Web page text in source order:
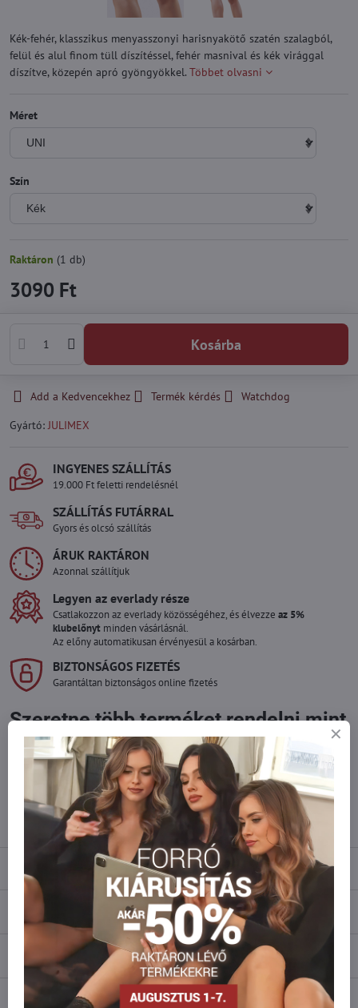
Kék-fehér, klasszikus menyasszonyi harisnyakötő szatén szalagból,
felül és alul finom tüll díszítéssel, fehér masnival és kék virággal
díszítve, közepén apró gyöngyökkel. Többet olvasni
Méret
Szín
Raktáron (1 db)
3090 Ft
Kosárba
Add a Kedvencekhez Termék kérdés
Watchdog
Gyártó:JULIMEX
INGYENES SZÁLLÍTÁS
19.000 Ft feletti rendelésnél
SZÁLLÍTÁS FUTÁRRAL
Gyors és olcsó szállítás
ÁRUK RAKTÁRON
Azonnal szállítjuk
Legyen az everlady része
Csatlakozzon az everlady közösségéhez, és élvezze az 5%
klubelőnyt minden vásárlásnál.
Az előny automatikusan érvényesül a kosárban.
BIZTONSÁGOS FIZETÉS
Garantáltan biztonságos online fizetés
Szeretne több terméket rendelni mint
amennyi raktáron van?
Ne habozzon kapcsolatba lépni velünk, raktárra szállítjuk az árut!
info​@everlady​.eu
Vélemények
Fórum 0